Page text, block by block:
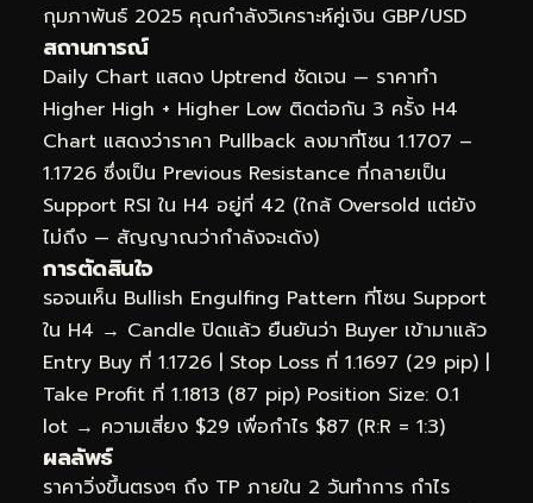
กุมภาพันธ์ 2025 คุณกำลังวิเคราะห์คู่เงิน GBP/USD
สถานการณ์
Daily Chart แสดง Uptrend ชัดเจน — ราคาทำ
Higher High + Higher Low ติดต่อกัน 3 ครั้ง H4
Chart แสดงว่าราคา Pullback ลงมาที่โซน 1.1707 –
1.1726 ซึ่งเป็น Previous Resistance ที่กลายเป็น
Support RSI ใน H4 อยู่ที่ 42 (ใกล้ Oversold แต่ยัง
ไม่ถึง — สัญญาณว่ากำลังจะเด้ง)
การตัดสินใจ
รอจนเห็น Bullish Engulfing Pattern ที่โซน Support
ใน H4 → Candle ปิดแล้ว ยืนยันว่า Buyer เข้ามาแล้ว
Entry Buy ที่ 1.1726 | Stop Loss ที่ 1.1697 (29 pip) |
Take Profit ที่ 1.1813 (87 pip) Position Size: 0.1
lot → ความเสี่ยง $29 เพื่อกำไร $87 (R:R = 1:3)
ผลลัพธ์
ราคาวิ่งขึ้นตรงๆ ถึง TP ภายใน 2 วันทำการ กำไร